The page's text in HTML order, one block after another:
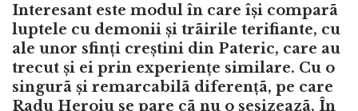
Interesant este modul în care își comparã
luptele cu demonii și trãirile terifiante, cu
ale unor sfinți creștini din Pateric, care au
trecut și ei prin experiențe similare. Cu o
singurã și remarcabilã diferențã, pe care
Radu Heroiu se pare cã nu o sesizeazã. În